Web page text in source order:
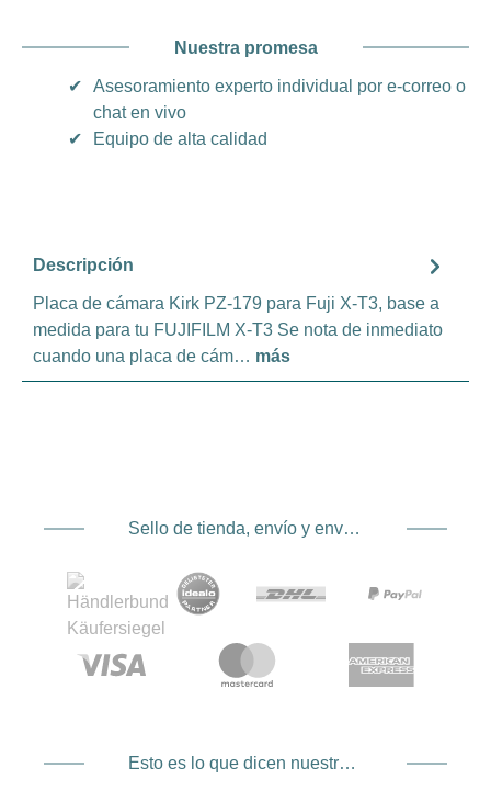
Nuestra promesa
✔
Asesoramiento experto individual por e-correo o
chat en vivo
✔
Equipo de alta calidad
Descripción
Placa de cámara Kirk PZ-179 para Fuji X-T3, base a
medida para tu FUJIFILM X-T3 Se nota de inmediato
cuando una placa de cám… más
Sello de tienda, envío y envío. Proveedor de servicios de pago
Esto es lo que dicen nuestros clientes